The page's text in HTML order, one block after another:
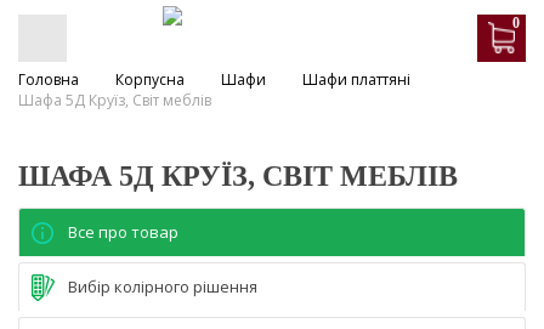
0
Головна Корпусна Шафи
Шафи платтяні
Шафа 5Д Круїз, Світ меблів
ШАФА 5Д КРУЇЗ, СВІТ МЕБЛІВ
Все про товар
Вибір колірного рішення